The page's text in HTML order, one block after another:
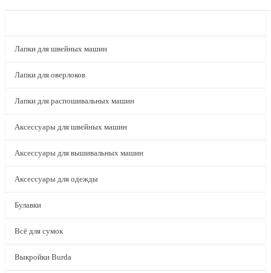
Лапки для швейных машин
Лапки для оверлоков
Лапки для распошивальных машин
Аксессуары для швейных машин
Аксессуары для вышивальных машин
Аксессуары для одежды
Булавки
Всё для сумок
Выкройки Burda